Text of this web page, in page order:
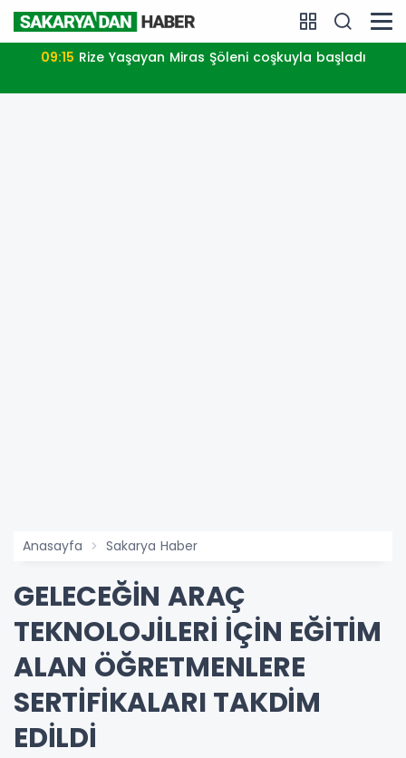
09:15 Rize Yaşayan Miras Şöleni coşkuyla başladı
Anasayfa Sakarya Haber
GELECEĞİN ARAÇ
TEKNOLOJİLERİ İÇİN EĞİTİM
ALAN ÖĞRETMENLERE
SERTİFİKALARI TAKDİM
EDİLDİ